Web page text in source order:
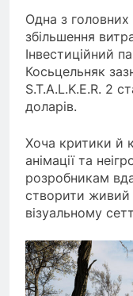
Одна з головних
збільшення
Інвестиційний
Косьцельняк
S.T.A.L.K.E.R. 2
доларів.
Хоча критики й
анімації та
розробникам
створити живий
візуальному